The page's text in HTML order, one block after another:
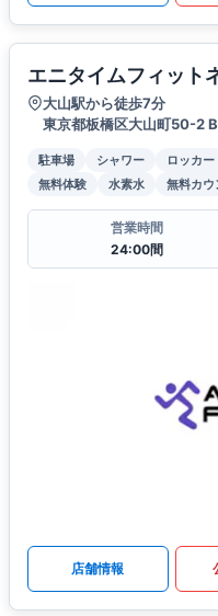
エニタイムフィット
大山駅から徒歩7分
東京都板橋区大山町50-2
駐車場 シャワー ロッカー
無料体験
水素水 無料カウ
営業時間
24:00間
店舗情報